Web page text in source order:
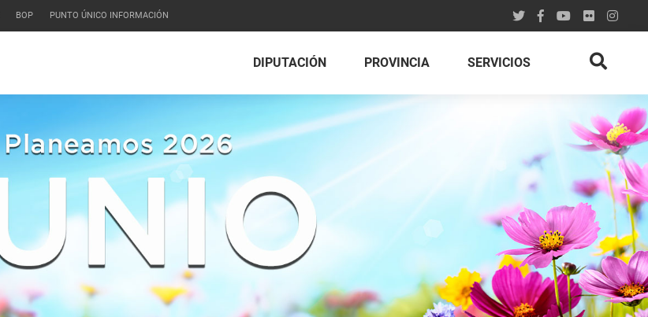
BOP PUNTO ÚNICO INFORMACIÓN
DIPUTACIÓN PROVINCIA SERVICIOS